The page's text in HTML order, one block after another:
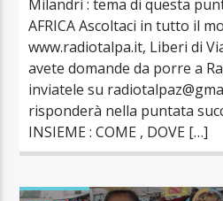
Milandri : tema di questa
AFRICA Ascoltaci in tutto il
www.radiotalpa.it, Liberi di
avete domande da porre a
inviatele su
risponderà nella puntata
INSIEME : COME , DOVE […]